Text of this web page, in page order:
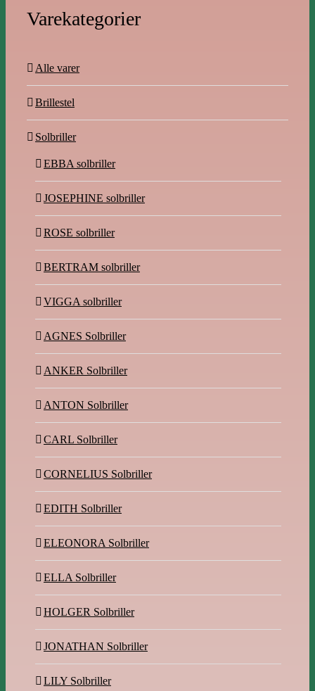
Varekategorier
Alle varer
Brillestel
Solbriller
EBBA solbriller
JOSEPHINE solbriller
ROSE solbriller
BERTRAM solbriller
VIGGA solbriller
AGNES Solbriller
ANKER Solbriller
ANTON Solbriller
CARL Solbriller
CORNELIUS Solbriller
EDITH Solbriller
ELEONORA Solbriller
ELLA Solbriller
HOLGER Solbriller
JONATHAN Solbriller
LILY Solbriller